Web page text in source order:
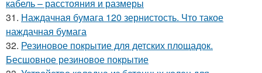
кабель – расстояния и размеры
31. Наждачная бумага 120 зернистость. Что такое
наждачная бумага
32. Резиновое покрытие для детских площадок.
Бесшовное резиновое покрытие